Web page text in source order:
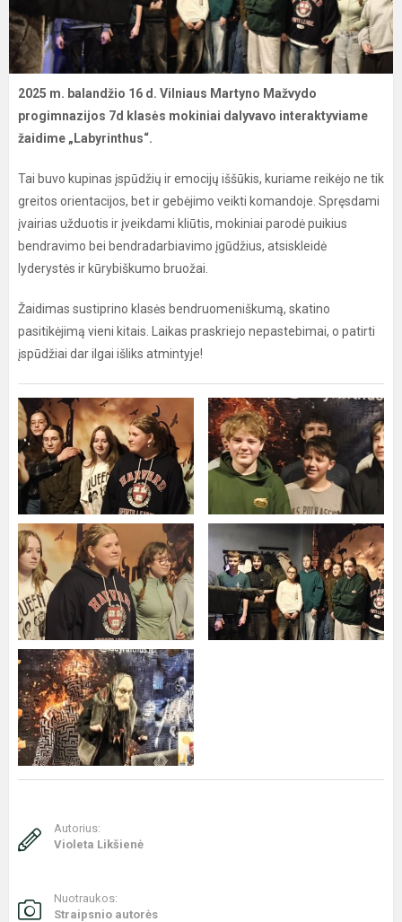
2025 m. balandžio 16 d. Vilniaus Martyno Mažvydo
progimnazijos 7d klasės mokiniai dalyvavo interaktyviame
žaidime „Labyrinthus“.
Tai buvo kupinas įspūdžių ir emocijų iššūkis, kuriame reikėjo ne tik
greitos orientacijos, bet ir gebėjimo veikti komandoje. Spręsdami
įvairias užduotis ir įveikdami kliūtis, mokiniai parodė puikius
bendravimo bei bendradarbiavimo įgūdžius, atsiskleidė
lyderystės ir kūrybiškumo bruožai.
Žaidimas sustiprino klasės bendruomeniškumą, skatino
pasitikėjimą vieni kitais. Laikas praskriejo nepastebimai, o patirti
įspūdžiai dar ilgai išliks atmintyje!
Autorius:
Violeta Likšienė
Nuotraukos:
Straipsnio autorės